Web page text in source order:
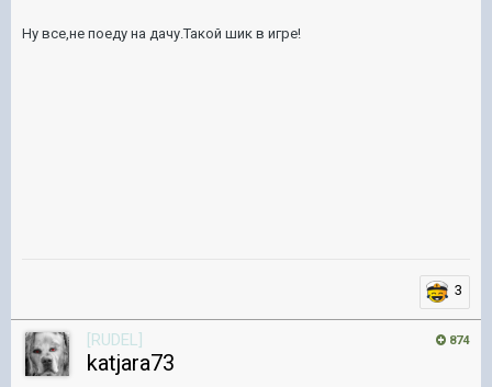
Ну все,не поеду на дачу.Такой шик в игре!
3
874
[RUDEL]
katjara73